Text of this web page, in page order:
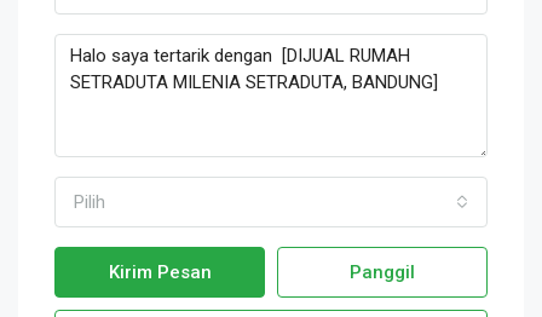
Pilih
Kirim Pesan Panggil